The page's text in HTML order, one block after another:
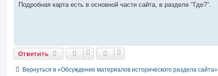
и
Подробная карта есть в основной части сайта, в разделе "Где?".
Ответить
Вернуться в «Обсуждение материалов исторического раздела сайта»